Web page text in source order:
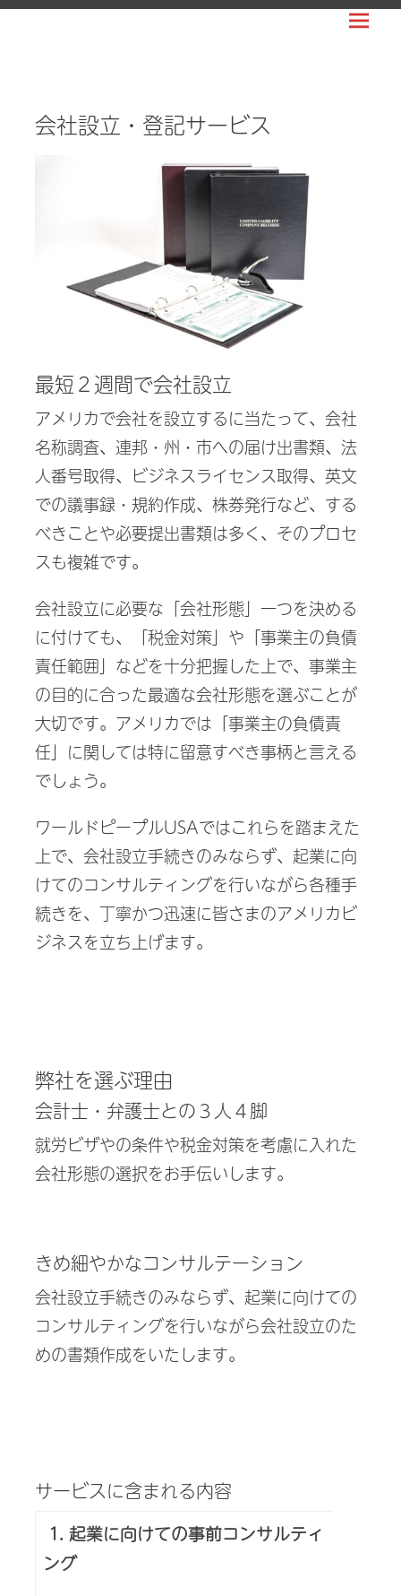
WORLDPEOPLE
人
ア
カ
支
援
Menu
会社設立・登記サービス
最短２週間で会社設立
アメリカで会社を設立するに当たって、会社
名称調査、連邦・州・市への届け出書類、法
人番号取得、ビジネスライセンス取得、英文
での議事録・規約作成、株券発行など、する
べきことや必要提出書類は多く、そのプロセ
スも複雑です。
会社設立に必要な「会社形態」一つを決める
に付けても、「税金対策」や「事業主の負債
責任範囲」などを十分把握した上で、事業主
の目的に合った最適な会社形態を選ぶことが
大切です。アメリカでは「事業主の負債責
任」に関しては特に留意すべき事柄と言える
でしょう。
ワールドピープルUSAではこれらを踏まえた
上で、会社設立手続きのみならず、起業に向
けてのコンサルティングを行いながら各種手
続きを、丁寧かつ迅速に皆さまのアメリカビ
ジネスを立ち上げます。
弊社を選ぶ理由
会計士・弁護士との３人４脚
就労ビザやの条件や税金対策を考慮に入れた
会社形態の選択をお手伝いします。
きめ細やかなコンサルテーション
会社設立手続きのみならず、起業に向けての
コンサルティングを行いながら会社設立のた
めの書類作成をいたします。
サービスに含まれる内容
1. 起業に向けての事前コンサルティ
ング